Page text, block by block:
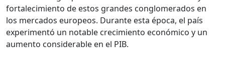
fortalecimiento de estos grandes conglomerados en
los mercados europeos. Durante esta época, el país
experimentó un notable crecimiento económico y un
aumento considerable en el PIB.